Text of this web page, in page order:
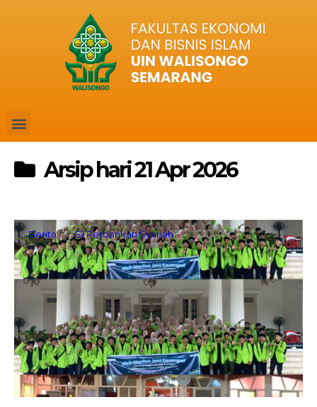
Arsip hari 21 Apr 2026
Berita S1 Perbankan Syariah